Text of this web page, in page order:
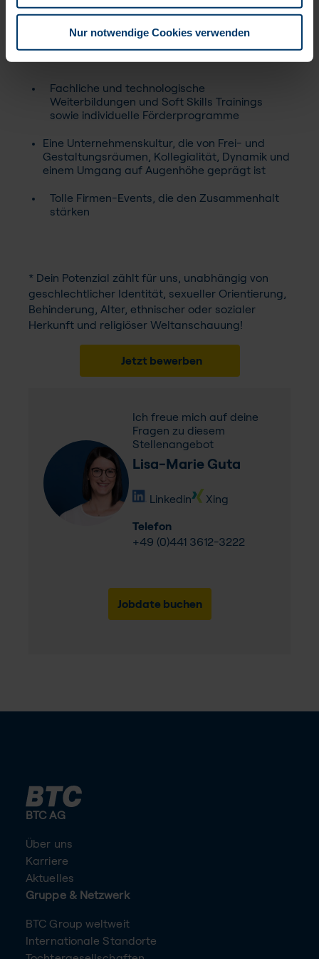
Nur notwendige Cookies verwenden
Freiraum für Innovation
Flexible Jahresarbeitszeit auf Basis von 40
Wochenstunden, 27 Ferientagen
Fachliche und technologische
Weiterbildungen und Soft Skills Trainings
sowie individuelle Förderprogramme
Eine Unternehmenskultur, die von Frei- und
Gestaltungsräumen, Kollegialität, Dynamik und
einem Umgang auf Augenhöhe geprägt ist
Tolle Firmen-Events, die den Zusammenhalt
stärken
* Dein Potenzial zählt für uns, unabhängig von
geschlechtlicher Identität, sexueller Orientierung,
Behinderung, Alter, ethnischer oder sozialer
Herkunft und religiöser Weltanschauung!
Jetzt bewerben
Ich freue mich auf deine
Fragen zu diesem
Stellenangebot
Lisa-Marie Guta
Linkedin Xing
Telefon
+49 (0)441 3612-3222
Jobdate buchen​
BTC AG
Über uns
Karriere
Aktuelles
Gruppe & Netzwerk
BTC Group weltweit
Internationale Standorte